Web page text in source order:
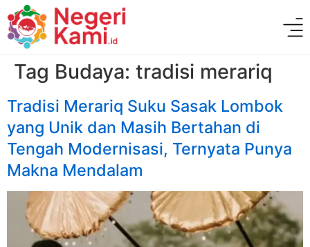
Tag Budaya: tradisi merariq
Tradisi Merariq Suku Sasak Lombok
yang Unik dan Masih Bertahan di
Tengah Modernisasi, Ternyata Punya
Makna Mendalam